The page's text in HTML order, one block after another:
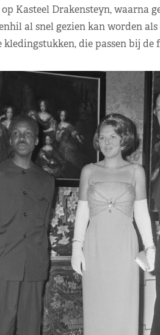
Kasteel Drakensteyn, waarna
al snel gezien kan worden
kledingstukken, die passen bij